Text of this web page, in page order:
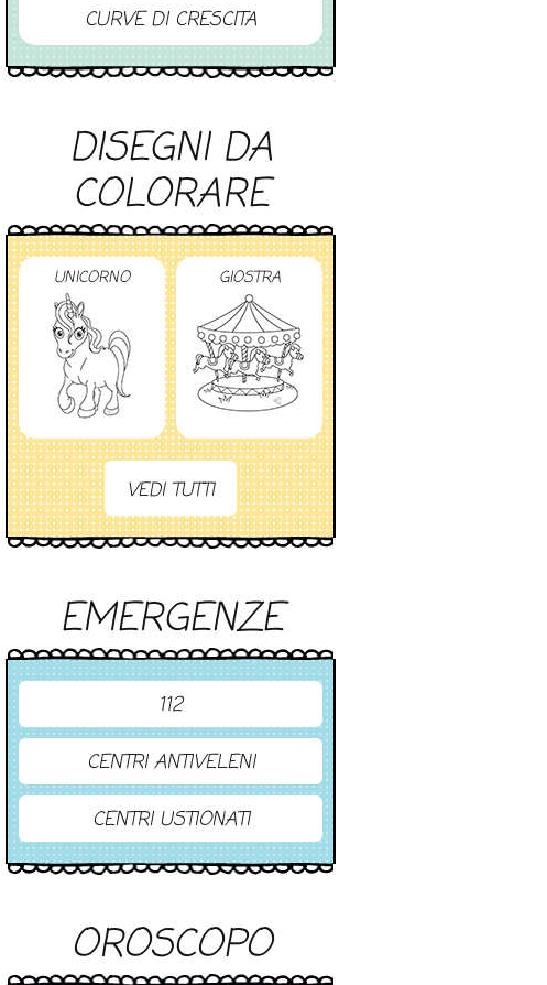
CURVE DI CRESCITA
DISEGNI DA
COLORARE
UNICORNO GIOSTRA
VEDI TUTTI
EMERGENZE
112
CENTRI ANTIVELENI
CENTRI USTIONATI
OROSCOPO